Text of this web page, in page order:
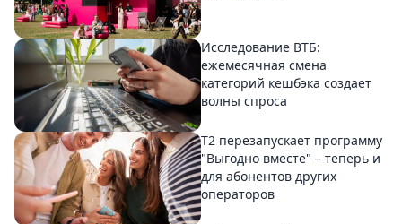
Исследование ВТБ:
ежемесячная смена
категорий кешбэка создает
волны спроса
Т2 перезапускает программу
"Выгодно вместе" – теперь и
для абонентов других
операторов